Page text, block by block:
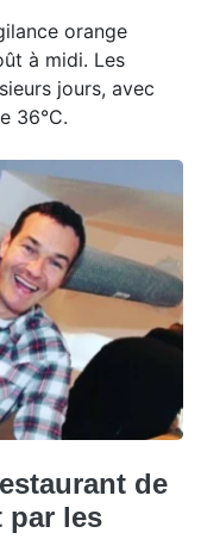
orange
à midi. Les
jours, avec
36°C.
de
par les